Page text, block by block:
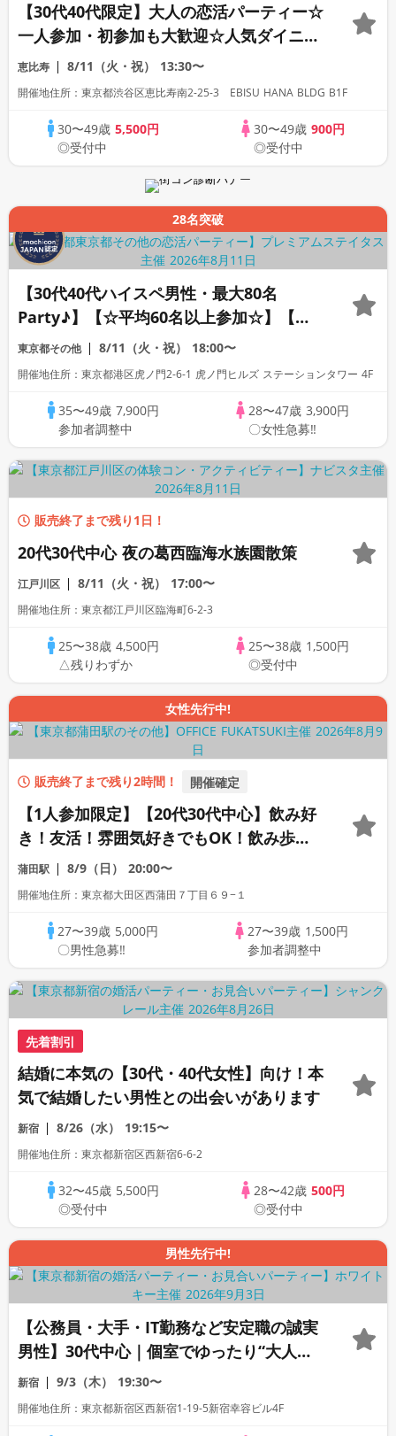
【30代40代限定】大人の恋活パーティー☆
一人参加・初参加も大歓迎☆人気ダイニン
グバー貸切！飲み放題＆料理付き！
恵比寿 8/11（火・祝） 13:30〜
開催地住所：東京都渋谷区恵比寿南2-25-3 EBISU HANA BLDG B1F
30〜49歳5,500円
◎受付中
30〜49歳 900円
◎受付中
28名突破
【30代40代ハイスペ男性・最大80名
Party♪】【☆平均60名以上参加☆】【デ
ザート付きビュッフェ】【資格証100%確
認】【累計110万人突破！】プレミアムス
東京都その他 8/11（火・祝） 18:00〜
開催地住所：東京都港区虎ノ門2-6-1 虎ノ門ヒルズ ステーションタワー 4F
35〜49歳 7,900円
参加者調整中
28〜47歳 3,900円
〇女性急募‼
販売終了まで残り1日！
20代30代中心 夜の葛西臨海水族園散策
江戸川区 8/11（火・祝） 17:00〜
開催地住所：東京都江戸川区臨海町6-2-3
25〜38歳 4,500円
△残りわずか
25〜38歳 1,500円
◎受付中
女性先行中!
販売終了まで残り2時間！ 開催確定
【1人参加限定】【20代30代中心】飲み好
き！友活！雰囲気好きでもOK！飲み歩き
コン【女性人気!!】
蒲田駅 8/9（日） 20:00〜
開催地住所：東京都大田区西蒲田７丁目６９−１
27〜39歳 5,000円
〇男性急募‼
27〜39歳 1,500円
参加者調整中
先着割引
結婚に本気の【30代・40代女性】向け！本
気で結婚したい男性との出会いがあります
新宿 8/26（水） 19:15〜
開催地住所：東京都新宿区西新宿6-6-2
32〜45歳 5,500円
◎受付中
28〜42歳 500円
◎受付中
男性先行中!
【公務員・大手・IT勤務など安定職の誠実
男性】30代中心｜個室でゆったり“大人の
ご褒美”スイーツ婚活個室スタイル/White
Key AI Matching/マッチングあり
新宿 9/3（木） 19:30〜
開催地住所：東京都新宿区西新宿1-19-5新宿幸容ビル4F